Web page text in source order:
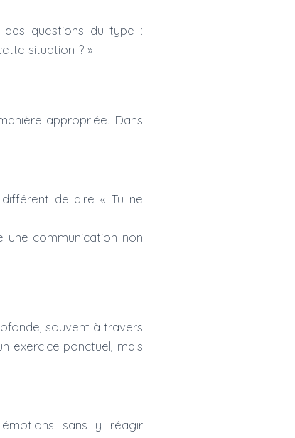
questions du type :
situation ? »
appropriée. Dans
de dire « Tu ne
une communication non
souvent à travers
exercice ponctuel, mais
sans y réagir